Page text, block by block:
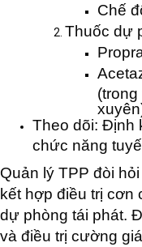
Chế
Thuốc dự
Theo dõi: Định
chức năng
Quản lý TPP đòi
kết hợp điều trị cơn
dự phòng tái phát.
và điều trị cường